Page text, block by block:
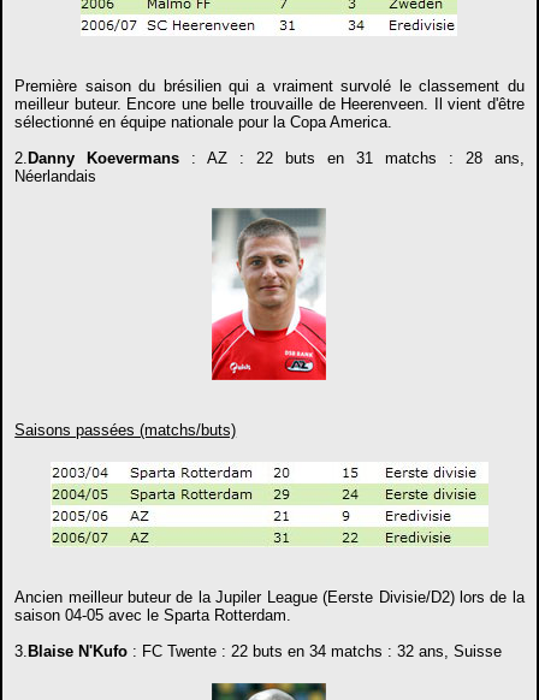
Première saison du brésilien qui a vraiment survolé le classement du
meilleur buteur. Encore une belle trouvaille de Heerenveen. Il vient d'être
sélectionné en équipe nationale pour la Copa America.
2.Danny Koevermans : AZ : 22 buts en 31 matchs : 28 ans,
Néerlandais
Saisons passées (matchs/buts)
Ancien meilleur buteur de la Jupiler League (Eerste Divisie/D2) lors de la
saison 04-05 avec le Sparta Rotterdam.
3.Blaise N'Kufo : FC Twente : 22 buts en 34 matchs : 32 ans, Suisse